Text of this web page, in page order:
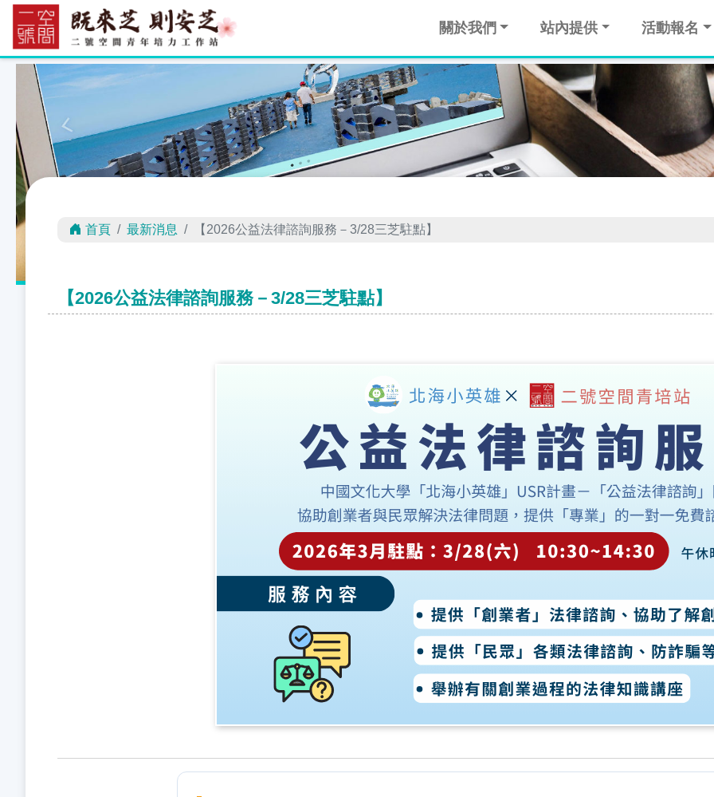
關於我們 站內提供 活動報名
首頁 最新消息 【2026公益法律諮詢服務－3/28三芝駐點】
【2026公益法律諮詢服務－3/28三芝駐點】